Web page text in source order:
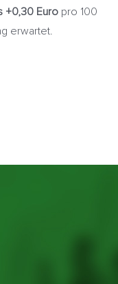
+0,30 Europro 100
erwartet.